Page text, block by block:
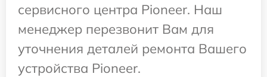
сервисного центра Pioneer. Наш
менеджер перезвонит Вам для
уточнения деталей ремонта Вашего
устройства Pioneer.